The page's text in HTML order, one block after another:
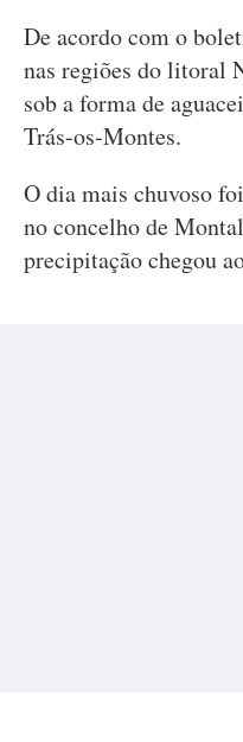
De acordo com o
nas regiões do litoral
sob a forma de
Trás-os-Montes.
O dia mais chuvoso
no concelho de
precipitação chegou